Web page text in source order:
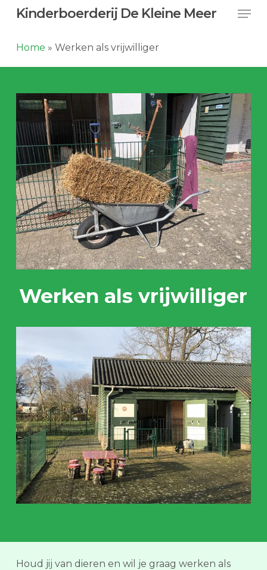
Skip
content
Kinderboerderij De Kleine Meer
Home » Werken als vrijwilliger
Werken als vrijwilliger
Houd jij van dieren en wil je graag werken als